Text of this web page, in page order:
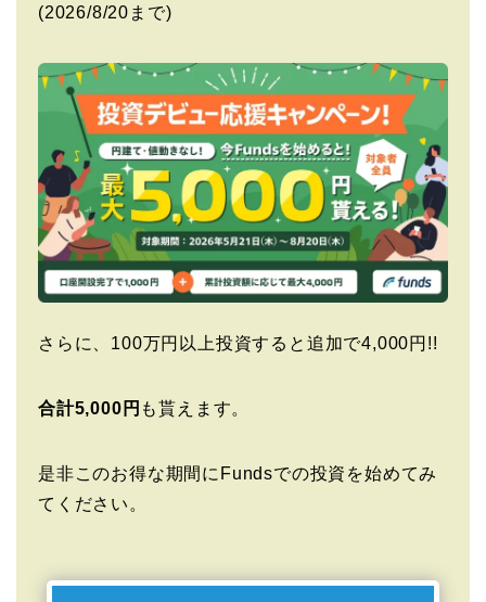
(2026/8/20まで)
さらに、100万円以上投資すると追加で4,000円!!
合計5,000円 も貰えます。
是非このお得な期間にFundsでの投資を始めてみ
てください。